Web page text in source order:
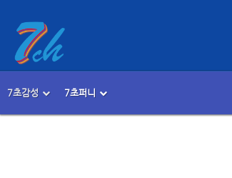
메뉴 건너뛰기
7초감성 7초퍼니
본문시작
Sketchbook5, 스케치북5
Sketchbook5, 스케치북5